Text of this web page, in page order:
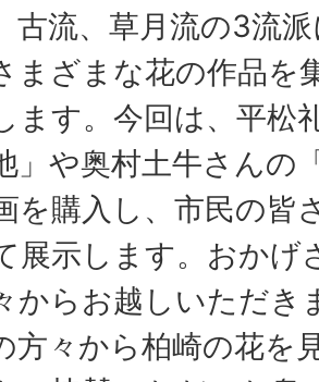
古流、草月流の3流
まざまな花の作品を
ます。今回は、平松
」や奥村土牛さんの
を購入し、市民の皆
展示します。おかげ
からお越しいただき
方々から柏崎の花を